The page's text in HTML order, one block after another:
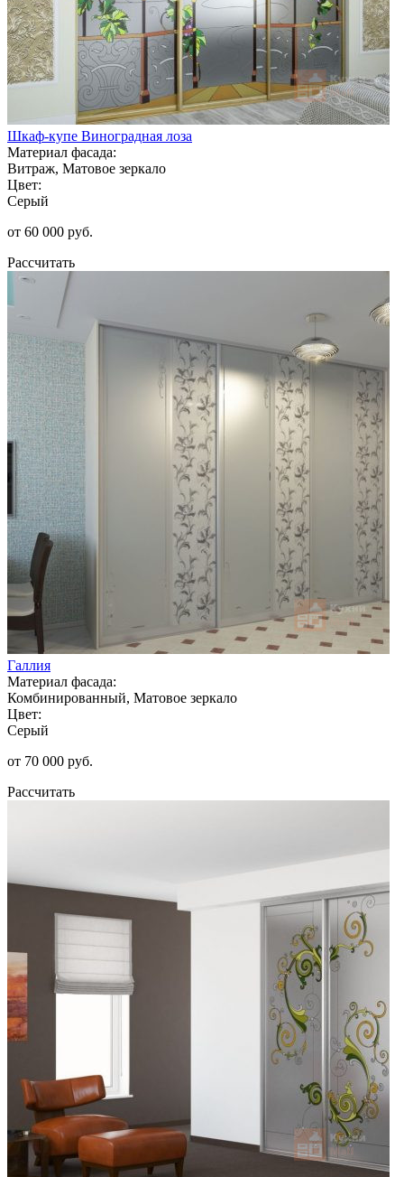
Шкаф-купе Виноградная лоза
Материал фасада:
Витраж, Матовое зеркало
Цвет:
Серый
от 60 000 руб.
Рассчитать
Галлия
Материал фасада:
Комбинированный, Матовое зеркало
Цвет:
Серый
от 70 000 руб.
Рассчитать